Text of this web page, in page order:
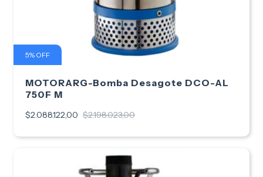
5% OFF
MOTORARG-Bomba Desagote DCO-AL
750F M
$2.088.122,00 $2.198.023,00